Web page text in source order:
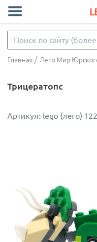
Главная / Лего Мир
Трицератопс
Артикул: lego (лего)